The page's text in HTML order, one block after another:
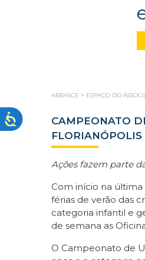
ABRASCE > ESPAÇO DO
CAMPEONATO
FLORIANÓPOLIS
Ações fazem parte
Com início na
férias de verão das
categoria infantil e
de semana as
O Campeonato de